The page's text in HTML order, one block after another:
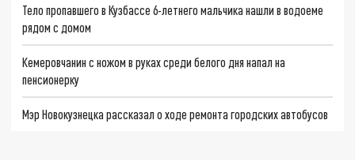
Тело пропавшего в Кузбассе 6-летнего мальчика нашли в водоеме
рядом с домом
Кемеровчанин с ножом в руках среди белого дня напал на
пенсионерку
Мэр Новокузнецка рассказал о ходе ремонта городских автобусов